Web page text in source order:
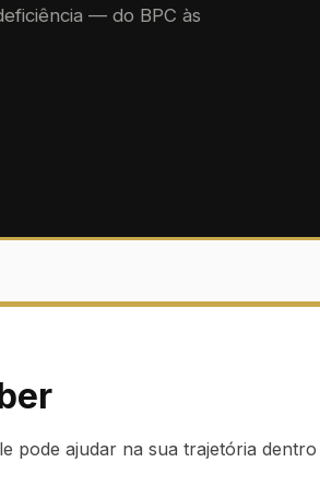
— do BPC às
pode ajudar na sua trajetória dentro